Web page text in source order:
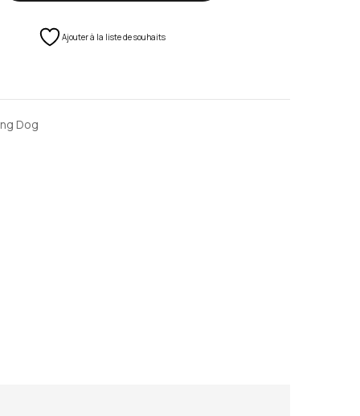
Ajouter à la liste de souhaits
Dog